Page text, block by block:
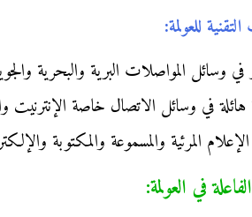
وسائل المواصلات البرية والبحرية
هائلة في وسائل الاتصال خاصة الإنترنيت
المرئية والمسموعة والمكتوبة